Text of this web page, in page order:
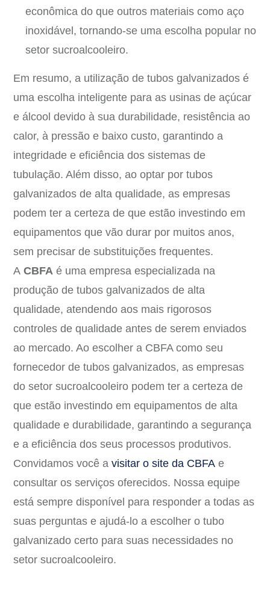
econômica do que outros materiais como aço
inoxidável, tornando-se uma escolha popular no
setor sucroalcooleiro.
Em resumo, a utilização de tubos galvanizados é
uma escolha inteligente para as usinas de açúcar
e álcool devido à sua durabilidade, resistência ao
calor, à pressão e baixo custo, garantindo a
integridade e eficiência dos sistemas de
tubulação. Além disso, ao optar por tubos
galvanizados de alta qualidade, as empresas
podem ter a certeza de que estão investindo em
equipamentos que vão durar por muitos anos,
sem precisar de substituições frequentes.
A CBFA é uma empresa especializada na
produção de tubos galvanizados de alta
qualidade, atendendo aos mais rigorosos
controles de qualidade antes de serem enviados
ao mercado. Ao escolher a CBFA como seu
fornecedor de tubos galvanizados, as empresas
do setor sucroalcooleiro podem ter a certeza de
que estão investindo em equipamentos de alta
qualidade e durabilidade, garantindo a segurança
e a eficiência dos seus processos produtivos.
Convidamos você a visitar o site da CBFA e
consultar os serviços oferecidos. Nossa equipe
está sempre disponível para responder a todas as
suas perguntas e ajudá-lo a escolher o tubo
galvanizado certo para suas necessidades no
setor sucroalcooleiro.